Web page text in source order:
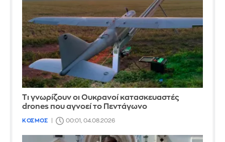
Τι γνωρίζουν οι Ουκρανοί κατασκευαστές
drones που αγνοεί το Πεντάγωνο
ΚΟΣΜΟΣ 00:01, 04.08.2026